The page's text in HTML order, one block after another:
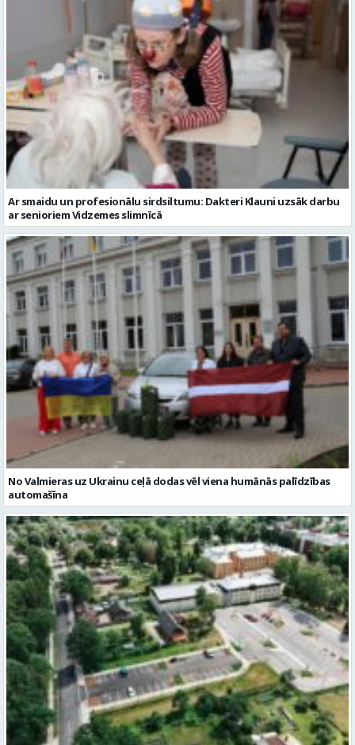
Ar smaidu un profesionālu sirdsiltumu: Dakteri Klauni uzsāk darbu
ar senioriem Vidzemes slimnīcā
No Valmieras uz Ukrainu ceļā dodas vēl viena humānās palīdzības
automašīna
Noslēgusies Semināra ielas pārbūve un stāvlaukuma izbūve
Valmierā
Reklāmraksti Skatīt visu